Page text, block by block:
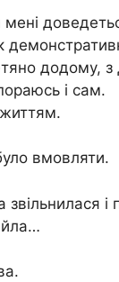
додому,
і сам.
вмовляти.
і